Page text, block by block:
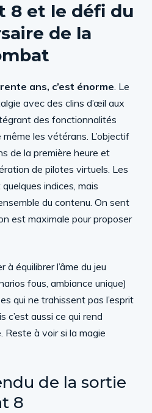
8 et le défi du
de la
ans, c’est énorme. Le
avec des clins d’œil aux
des fonctionnalités
les vétérans. L’objectif
de la première heure et
de pilotes virtuels. Les
indices, mais
du contenu. On sent
est maximale pour proposer
à équilibrer l’âme du jeu
fous, ambiance unique)
qui ne trahissent pas l’esprit
c’est aussi ce qui rend
Reste à voir si la magie
de la sortie
8